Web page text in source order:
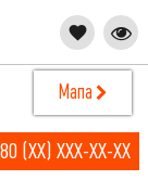
Мапа
(XX) XXX-XX-XX